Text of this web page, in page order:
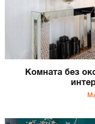
Комната без